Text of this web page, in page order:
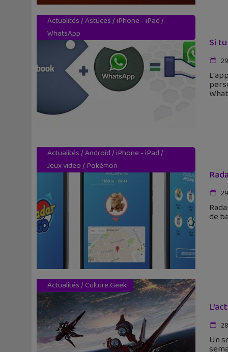
Actualités/Astuces/iPhone - iPad/
WhatsApp
Si
Actualités/Android/iPhone - iPad/
Jeux video/ Pokémon
de
Actualités/ Culture Geek
Un